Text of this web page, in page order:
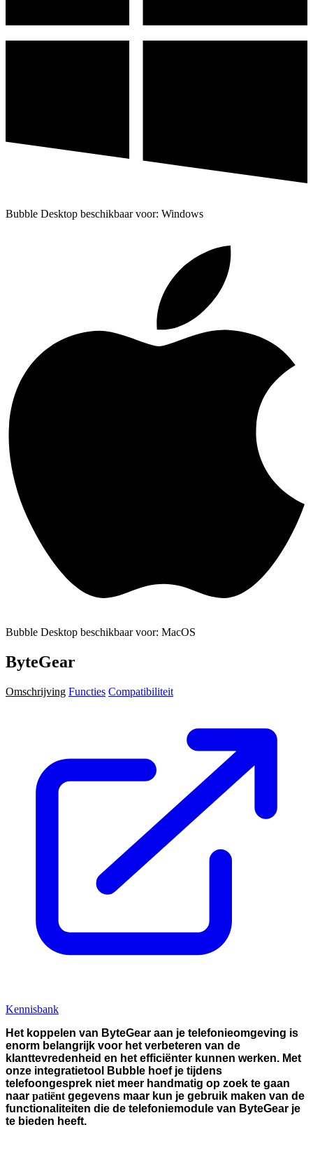
Bubble Desktop beschikbaar voor: Windows
Bubble Desktop beschikbaar voor: MacOS
ByteGear
Omschrijving Functies Compatibiliteit
Kennisbank
Het koppelen van ByteGear aan je telefonieomgeving is
enorm belangrijk voor het verbeteren van de
klanttevredenheid en het efficiënter kunnen werken. Met
onze integratietool Bubble hoef je tijdens
telefoongesprek niet meer handmatig op zoek te gaan
naar patiënt gegevens maar kun je gebruik maken van de
functionaliteiten die de telefoniemodule van ByteGear je
te bieden heeft.